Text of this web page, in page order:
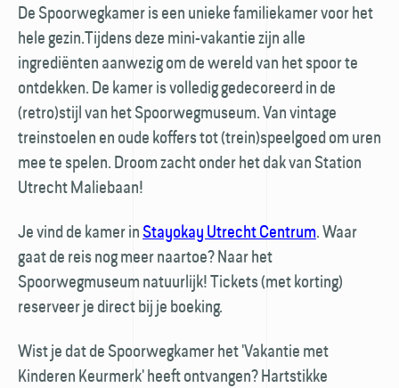
De Spoorwegkamer is een unieke familiekamer voor het
hele gezin.Tijdens deze mini-vakantie zijn alle
ingrediënten aanwezig om de wereld van het spoor te
ontdekken. De kamer is volledig gedecoreerd in de
(retro)stijl van het Spoorwegmuseum. Van vintage
treinstoelen en oude koffers tot (trein)speelgoed om uren
mee te spelen. Droom zacht onder het dak van Station
Utrecht Maliebaan!
Je vind de kamer inStayokay Utrecht Centrum. Waar
gaat de reis nog meer naartoe? Naar het
Spoorwegmuseum natuurlijk! Tickets (met korting)
reserveer je direct bij je boeking.
Wist je dat de Spoorwegkamer het 'Vakantie met
Kinderen Keurmerk' heeft ontvangen? Hartstikke